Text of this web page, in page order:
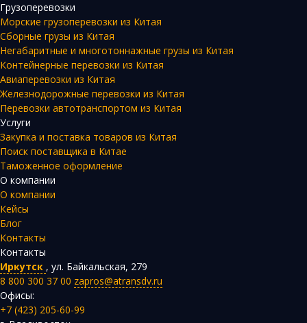
Грузоперевозки
Морские грузоперевозки из Китая
Сборные грузы из Китая
Негабаритные и многотоннажные грузы из Китая
Контейнерные перевозки из Китая
Авиаперевозки из Китая
Железнодорожные перевозки из Китая
Перевозки автотранспортом из Китая
Услуги
Закупка и поставка товаров из Китая
Поиск поставщика в Китае
Таможенное оформление
О компании
О компании
Кейсы
Блог
Контакты
Контакты
Иркутск , ул. Байкальская, 279
8 800 300 37 00 zapros@atransdv.ru
Офисы:
+7 (423) 205-60-99